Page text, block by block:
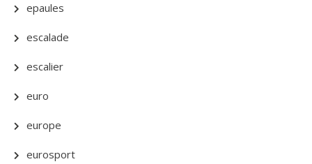
epaules
escalade
escalier
euro
europe
eurosport